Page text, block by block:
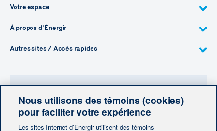
Votre espace
À propos d'Énergir
Autres sites / Accès rapides
Besoin de plus d'information?
Contactez-nous
Nous utilisons des témoins (cookies)
pour faciliter votre expérience
Les sites Internet d’Énergir utilisent des témoins